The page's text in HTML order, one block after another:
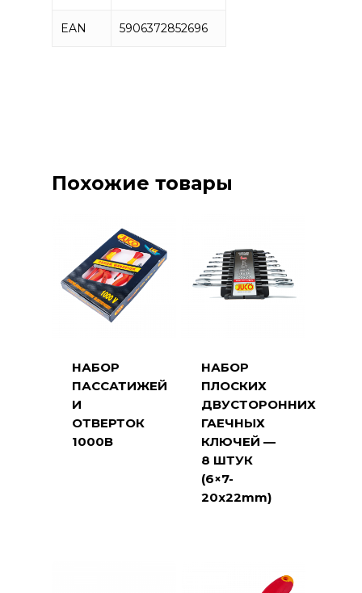
EAN 5906372852696
Похожие товары
НАБОР
ПАССАТИЖЕЙ
И
ОТВЕРТОК
1000В
НАБОР
ПЛОСКИХ
ДВУСТОРОННИХ
ГАЕЧНЫХ
КЛЮЧЕЙ —
8 ШТУК
(6×7-
20x22mm)